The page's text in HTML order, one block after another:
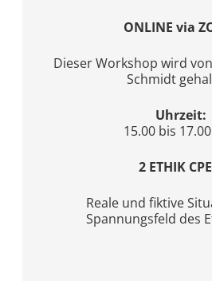
ONLINE via
Dieser Workshop wird
Schmidt
Uhrzeit:
15.00 bis
2 ETHIK
Reale und fiktive
Spannungsfeld des